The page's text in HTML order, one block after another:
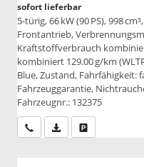
sofort lieferbar
5-türig, 66 kW (90 PS), 998
Frontantrieb,
Kraftstoffverbrauch
kombiniert 129.00 g/km
Blue, Zustand, Fahrfähigkeit:
Fahrzeuggarantie,
Fahrzeugnr.: 132375
Wir rufen Sie an
PDF-Datei,